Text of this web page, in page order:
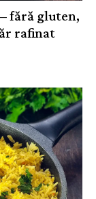
fără gluten,
rafinat